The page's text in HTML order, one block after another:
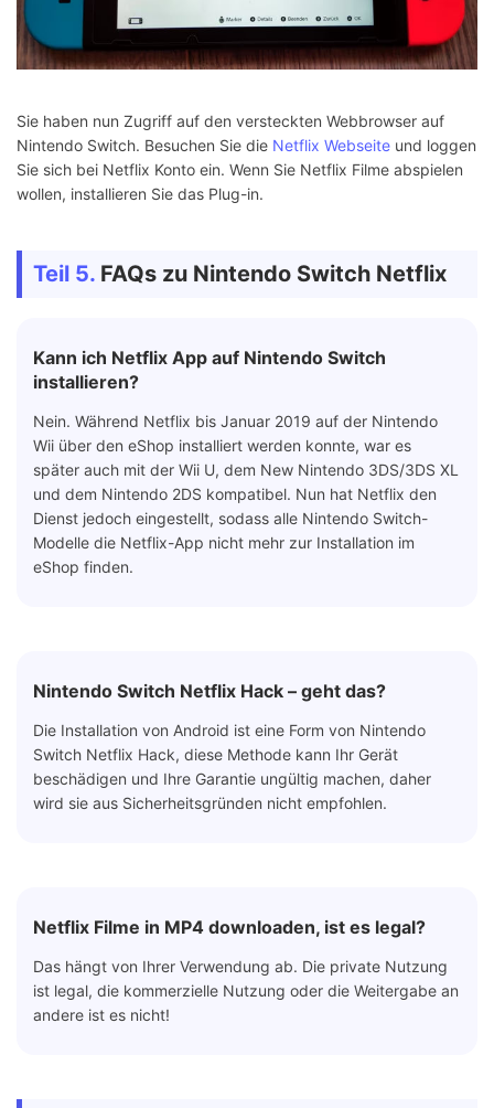
Sie haben nun Zugriff auf den versteckten Webbrowser auf
Nintendo Switch. Besuchen Sie die Netflix Webseite und loggen
Sie sich bei Netflix Konto ein. Wenn Sie Netflix Filme abspielen
wollen, installieren Sie das Plug-in.
Teil 5. FAQs zu Nintendo Switch Netflix
Kann ich Netflix App auf Nintendo Switch
installieren?
Nein. Während Netflix bis Januar 2019 auf der Nintendo
Wii über den eShop installiert werden konnte, war es
später auch mit der Wii U, dem New Nintendo 3DS/3DS XL
und dem Nintendo 2DS kompatibel. Nun hat Netflix den
Dienst jedoch eingestellt, sodass alle Nintendo Switch-
Modelle die Netflix-App nicht mehr zur Installation im
eShop finden.
Nintendo Switch Netflix Hack – geht das?
Die Installation von Android ist eine Form von Nintendo
Switch Netflix Hack, diese Methode kann Ihr Gerät
beschädigen und Ihre Garantie ungültig machen, daher
wird sie aus Sicherheitsgründen nicht empfohlen.
Netflix Filme in MP4 downloaden, ist es legal?
Das hängt von Ihrer Verwendung ab. Die private Nutzung
ist legal, die kommerzielle Nutzung oder die Weitergabe an
andere ist es nicht!